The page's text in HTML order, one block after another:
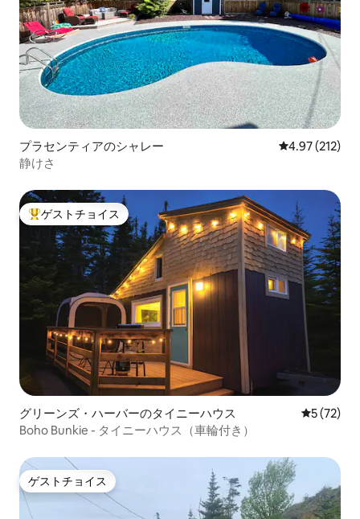
プラセンティアのシャレー レビュー212
4.97 (212)
静けさ
大好評のゲストチョイスです。
ゲストチョイス
グリーンズ・ハーバーのタイニーハウス レビュー
5 (72)
Boho Bunkie - タイニーハウス（車輪付き）
ゲストチョイス
ゲストチョイス